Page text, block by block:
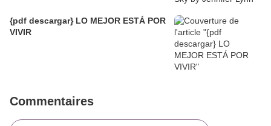
{pdf descargar} LO MEJOR ESTÁ POR
VIVIR
Commentaires